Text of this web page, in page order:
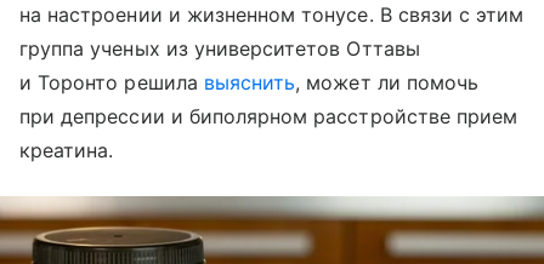
на настроении и жизненном тонусе. В связи с этим
группа ученых из университетов Оттавы
и Торонто решила выяснить, может ли помочь
при депрессии и биполярном расстройстве прием
креатина.